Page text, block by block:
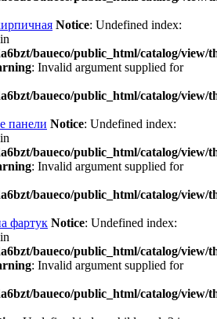
Notice: Undefined index:
baueco/public_html/catalog/view/
: Invalid argument supplied for
baueco/public_html/catalog/view/
панели Notice: Undefined index:
baueco/public_html/catalog/view/
: Invalid argument supplied for
baueco/public_html/catalog/view/
фартук Notice: Undefined index:
baueco/public_html/catalog/view/
: Invalid argument supplied for
baueco/public_html/catalog/view/